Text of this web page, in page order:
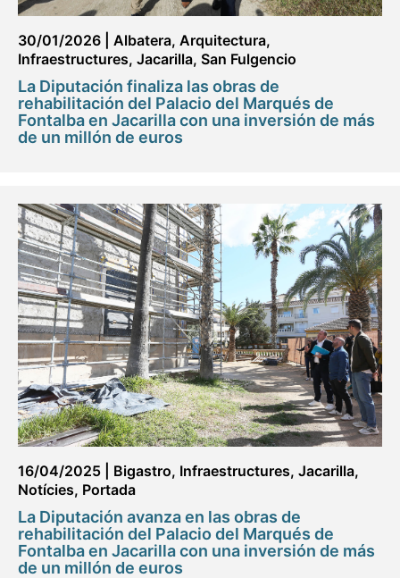
30/01/2026 Albatera, Arquitectura,
Infraestructures, Jacarilla, San Fulgencio
La Diputación finaliza las obras de
rehabilitación del Palacio del Marqués de
Fontalba en Jacarilla con una inversión de más
de un millón de euros
16/04/2025 Bigastro, Infraestructures, Jacarilla,
Notícies, Portada
La Diputación avanza en las obras de
rehabilitación del Palacio del Marqués de
Fontalba en Jacarilla con una inversión de más
de un millón de euros